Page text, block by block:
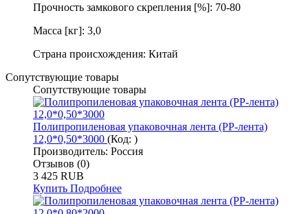
Прочность замкового скрепления [%]: 70-80
Масса [кг]: 3,0
Страна происхождения: Китай
Сопутствующие товары
Сопутствующие товары
Полипропиленовая упаковочная лента (PP-лента)
12,0*0,50*3000 (Код: )
Производитель: Россия
Отзывов (0)
3 425 RUB
Купить Подробнее